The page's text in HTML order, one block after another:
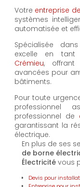
Votre entreprise
systèmes
automatisée et
Spécialisée
excelle en tant
Crémieu, offrant
avancées pour
bâtiments.
Pour toute
professionnel
professionnel de
garantissant la
électrique.
En plus de ses
de borne
Électricité vous
Devis pour